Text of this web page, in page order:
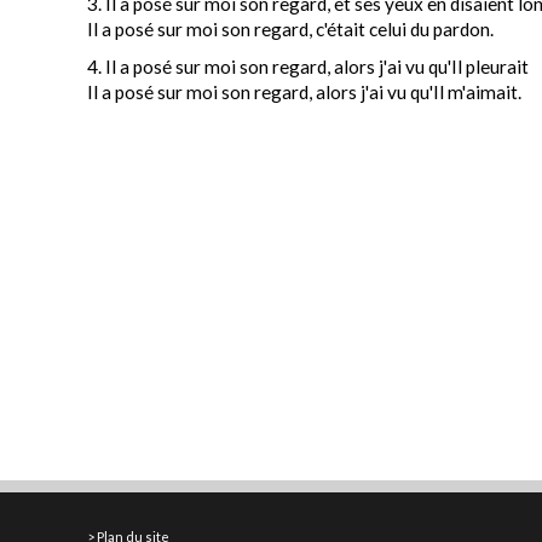
Il a posé sur moi son regard, c'était celui du pardon.
4. Il a posé sur moi son regard, alors j'ai vu qu'Il pleurait
Il a posé sur moi son regard, alors j'ai vu qu'Il m'aimait.
Plan du site